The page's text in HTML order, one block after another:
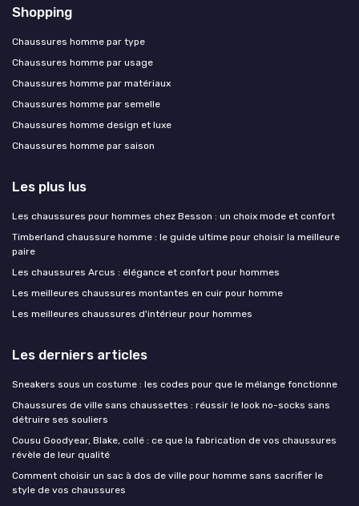
Shopping
Chaussures homme par type
Chaussures homme par usage
Chaussures homme par matériaux
Chaussures homme par semelle
Chaussures homme design et luxe
Chaussures homme par saison
Les plus lus
Les chaussures pour hommes chez Besson : un choix mode et confort
Timberland chaussure homme : le guide ultime pour choisir la meilleure
paire
Les chaussures Arcus : élégance et confort pour hommes
Les meilleures chaussures montantes en cuir pour homme
Les meilleures chaussures d'intérieur pour hommes
Les derniers articles
Sneakers sous un costume : les codes pour que le mélange fonctionne
Chaussures de ville sans chaussettes : réussir le look no-socks sans
détruire ses souliers
Cousu Goodyear, Blake, collé : ce que la fabrication de vos chaussures
révèle de leur qualité
Comment choisir un sac à dos de ville pour homme sans sacrifier le
style de vos chaussures